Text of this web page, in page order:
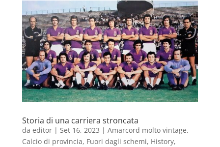
Storia di una carriera stroncata
da editor| Set 16, 2023 | Amarcord molto vintage,
Calcio di provincia, Fuori dagli schemi, History,